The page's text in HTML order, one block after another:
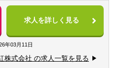
していることや、フレックスタ
ク等を活用し、ライフプランに
方も可能となっている。
の経験者を採用しており、中途
に行っている。
格】
計士協会準会員の資格保有(公認
格者)
保有(税理士法人での実務経験が
理業務
費税等の申告・納税・税務調査
略の企画・立案業務
記の決算関連業務あるいは税務
求人を詳しく見る
年03月11日
株式会社 の求人一覧を見る